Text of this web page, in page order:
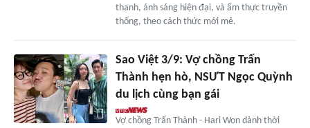
thanh, ánh sáng hiện đại, và ẩm thực truyền
thống, theo cách thức mới mẻ.
Sao Việt 3/9: Vợ chồng Trấn
Thành hẹn hò, NSƯT Ngọc Quỳnh
du lịch cùng bạn gái
Vợ chồng Trấn Thành - Hari Won dành thời